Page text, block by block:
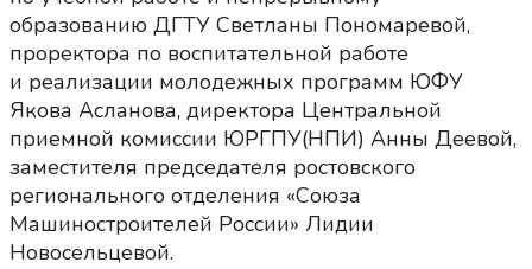
образованию ДГТУ Светланы Пономаревой,
проректора по воспитательной работе
и реализации молодежных программ ЮФУ
Якова Асланова, директора Центральной
приемной комиссии ЮРГПУ(НПИ) Анны Деевой,
заместителя председателя ростовского
регионального отделения «Союза
Машиностроителей России» Лидии
Новосельцевой.